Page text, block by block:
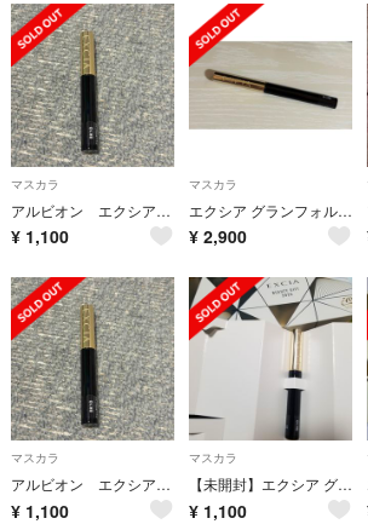
マスカラ
アルビオン エクシア グランフォルテ マスカラ BK10 0.5g
¥ 1,100
マスカラ
エクシア グランフォルテ マスカラ ALBION BK10
¥ 2,900
マスカラ
アルビオン エクシア グランフォルテ マスカラ BK10 0.5g
¥ 1,100
マスカラ
【未開封】エクシア グランフォルテ マスカラ BK10
¥ 1,100